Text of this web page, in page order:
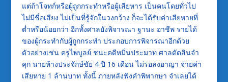
แต่ถ้าโจทก์หรือผู้ถูกกระทำหรือผู้เสียหาร เป็นคนโดยทั่วไป
ไม่มีชื่อเสียง ไม่เป็นที่รู้จักในวงกว้าง ก็จะได้รับค่าเสียหายที่
ต่ำหรือน้อยกว่า อีกทั้งศาลยังพิจารณา ฐานะ อาชีพ รายได้
ของผู้กระทำกับผู้ถูกกระทำ ประกอบการพิจารณาอีกด้วย
ตัวอย่างเช่น ครูไพบูลย์ ชนะคดีหมิ่นประมาท ศาลตัดสินจำ
คุก นายห้างประจักษ์ชัย 4 ปี 16 เดือน ไม่รอลงอาญา จ่ายค่า
เสียหาย 1 ล้านบาท ทั้งนี้ ภายหลังฟังคำพิพากษา จำเลยได้